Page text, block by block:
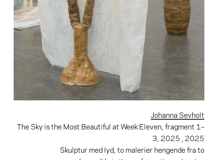
Johanna Sevholt
The Sky is the Most Beautiful at Week Eleven, fragment 1–
3, 2025 , 2025
Skulptur med lyd, to malerier hengende fra to